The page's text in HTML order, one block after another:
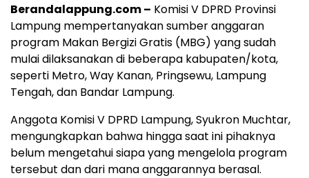
Berandalappung.com – Komisi V DPRD Provinsi
Lampung mempertanyakan sumber anggaran
program Makan Bergizi Gratis (MBG) yang sudah
mulai dilaksanakan di beberapa kabupaten/kota,
seperti Metro, Way Kanan, Pringsewu, Lampung
Tengah, dan Bandar Lampung.
Anggota Komisi V DPRD Lampung, Syukron Muchtar,
mengungkapkan bahwa hingga saat ini pihaknya
belum mengetahui siapa yang mengelola program
tersebut dan dari mana anggarannya berasal.